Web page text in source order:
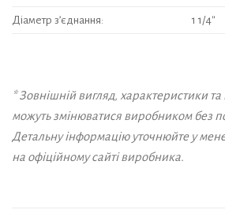
Діаметр з’єднання: 1 1/4″
* Зовнішній вигляд, характеристики
можуть змінюватися виробником без
Детальну інформацію уточнюйте у
на офіційному сайті виробника.